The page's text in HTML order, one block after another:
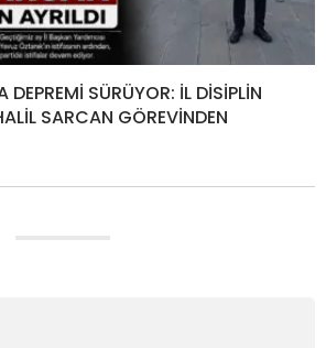
DEPREMİ SÜRÜYOR: İL DİSİPLİN
SARCAN GÖREVİNDEN